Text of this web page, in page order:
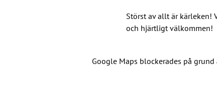
Störst av allt är kärleken!
och hjärtligt välkommen!
Google Maps blockerades på